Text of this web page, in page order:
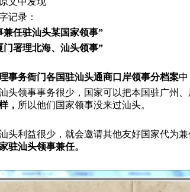
记录：
兼任驻汕头某国家领事”
门署理北海、汕头领事”
事务衙门各国驻汕头通商口岸领事分档案中
头领事事务很少，国家可以把本国驻广州
， 所以他们国家领事没来过汕头。
头利益很少，就会邀请其他友好国家代为
驻汕头领事兼任。